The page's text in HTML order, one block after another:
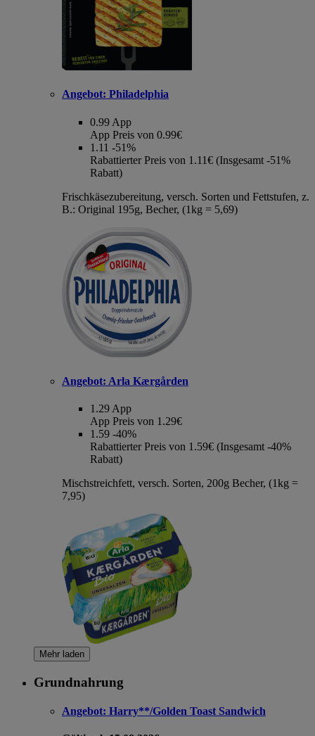
Angebot: Philadelphia
0.99 App
App Preis von 0.99€
1.11 -51%
Rabattierter Preis von 1.11€ (Insgesamt -51%
Rabatt)
Frischkäsezubereitung, versch. Sorten und Fettstufen, z.
B.: Original 195g, Becher, (1kg = 5,69)
Angebot: Arla Kærgården
1.29 App
App Preis von 1.29€
1.59 -40%
Rabattierter Preis von 1.59€ (Insgesamt -40%
Rabatt)
Mischstreichfett, versch. Sorten, 200g Becher, (1kg =
7,95)
Mehr laden
Grundnahrung
Angebot: Harry**/Golden Toast Sandwich